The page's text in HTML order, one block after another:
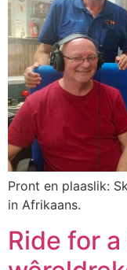
Pront en plaaslik:
in Afrikaans.
Ride for